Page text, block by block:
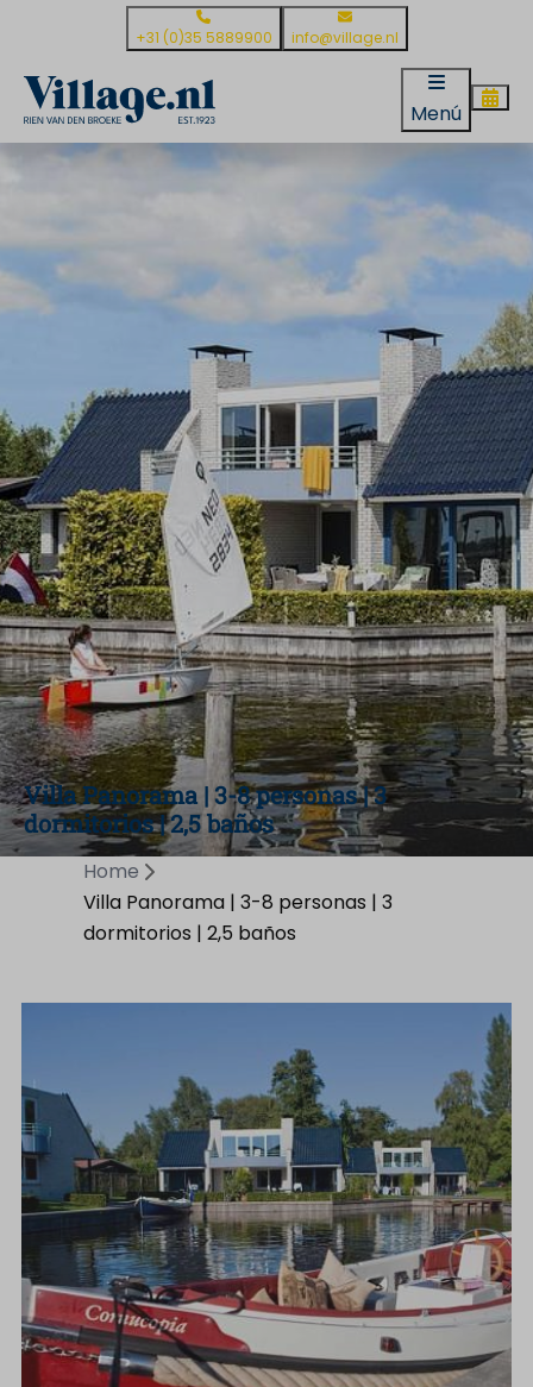
+31 (0)35 5889900 info@village.nl
Menú
Villa Panorama | 3-8 personas | 3
dormitorios | 2,5 baños
Home
Villa Panorama | 3-8 personas | 3
dormitorios | 2,5 baños